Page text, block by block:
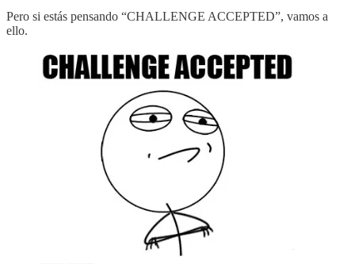
Pero si estás pensando “CHALLENGE ACCEPTED”, vamos a
ello.